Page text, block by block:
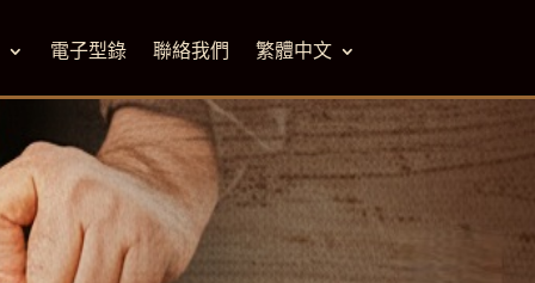
電子型錄 聯絡我們 繁體中文